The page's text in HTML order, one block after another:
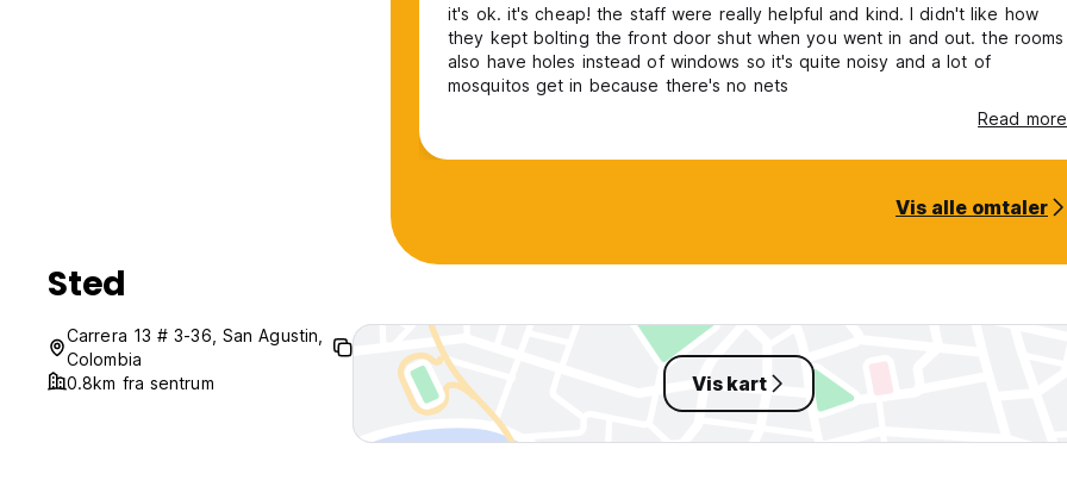
it's ok. it's cheap! the staff were really helpful and kind. I didn't like how
they kept bolting the front door shut when you went in and out. the rooms
also have holes instead of windows so it's quite noisy and a lot of
mosquitos get in because there's no nets
Read more
Vis alle omtaler
Sted
Carrera 13 # 3-36, San Agustin,
Colombia
0.8km fra sentrum
Vis kart